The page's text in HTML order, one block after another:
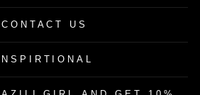
CONTACT US